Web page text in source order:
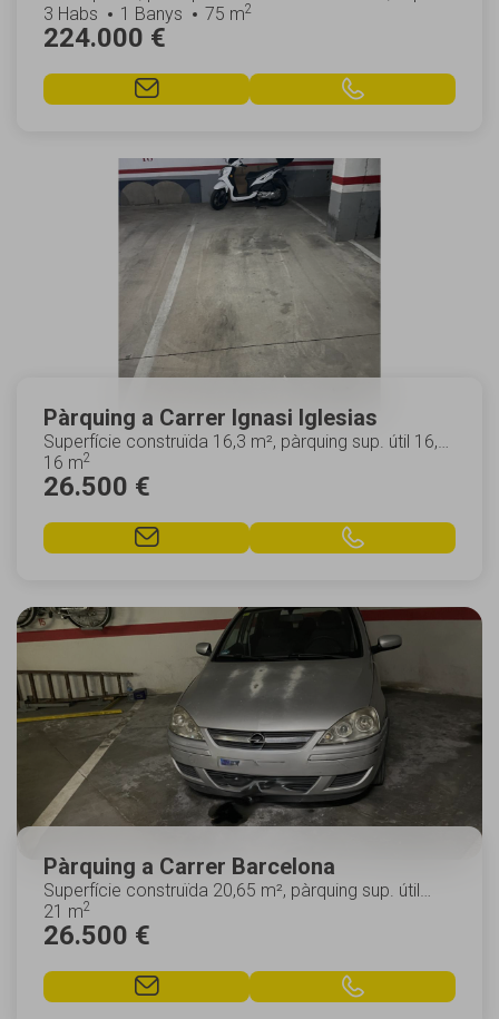
68 m², núm. hab. individ.: 2, habitac...
3 Habs 1 Banys 75 m2
224.000 €
Pàrquing a Carrer Ignasi Iglesias
Superfície construïda 16,3 m², pàrquing sup. útil 16,3
m², adaptat a persones amb discapacitat,...
16 m2
26.500 €
Pàrquing a Carrer Barcelona
Superfície construïda 20,65 m², pàrquing sup. útil
20,65 m², adaptat a persones amb discapacita...
21 m2
26.500 €